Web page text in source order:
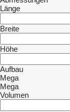
Länge
Breite
Höhe
Aufbau
Mega
Mega
Volumen